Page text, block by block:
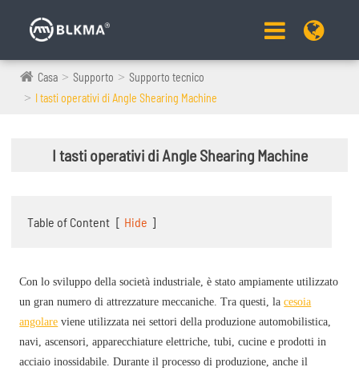
Casa Supporto
Supporto tecnico
I tasti operativi di Angle Shearing Machine
I tasti operativi di Angle Shearing Machine
Table of Content [ Hide ]
Con lo sviluppo della società industriale, è stato ampiamente utilizzato
un gran numero di attrezzature meccaniche. Tra questi, lacesoia
angolare viene utilizzata nei settori della produzione automobilistica,
navi, ascensori, apparecchiature elettriche, tubi, cucine e prodotti in
acciaio inossidabile. Durante il processo di produzione, anche il